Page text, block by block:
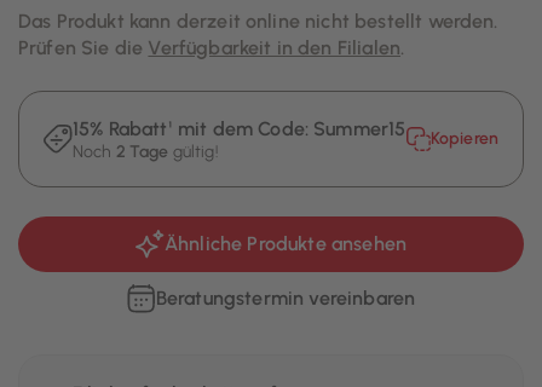
Das Produkt kann derzeit online nicht bestellt werden.
Prüfen Sie die Verfügbarkeit in den Filialen.
15% Rabatt¹ mit dem Code: Summer15
Noch 2 Tage gültig!
Kopieren
Ähnliche Produkte ansehen
Beratungstermin vereinbaren